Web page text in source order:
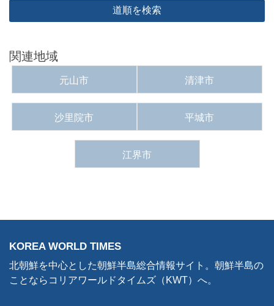
関連地域
元山市 清津市
沙里院市 平城市
江界市
KOREA WORLD TIMES
北朝鮮を中心とした朝鮮半島総合情報サイト。朝鮮半島の
ことならコリアワールドタイムズ（KWT）へ。